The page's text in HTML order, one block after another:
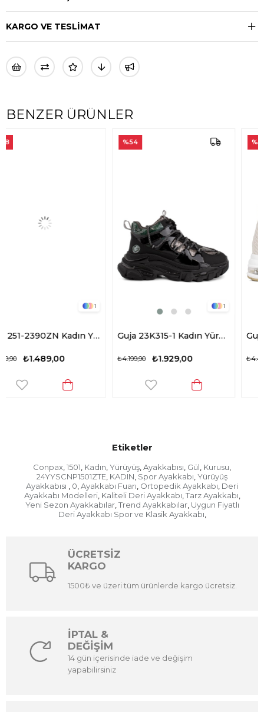
KARGO VE TESLİMAT
BENZER ÜRÜNLER
M.P 251-2390ZN Kadın Yürüyüş Ayakkabısı Beyaz Guja 23K315-1 Kadın Yürüyüş Ayakkabısı Siyah
₺4.199,90 ₺4.499,90
Etiketler
Conpax, 1501, Kadın, Yürüyüş, Ayakkabısı, Gül, Kurusu,
24YYSCNP1501ZTE, KADIN, Spor Ayakkabı, Yürüyüş
Ayakkabısı , 0, Ayakkabı Fuarı, Ortopedik Ayakkabı, Deri
Ayakkabı Modelleri, Kaliteli Deri Ayakkabı, Tarz Ayakkabı,
Yeni Sezon Ayakkabılar, Trend Ayakkabılar, Uygun Fiyatlı
Deri Ayakkabı Spor ve Klasik Ayakkabı,
ÜCRETSİZ
KARGO
1500₺ ve üzeri tüm ürünlerde kargo ücretsiz.
İPTAL &
DEĞİŞİM
14 gün içerisinde iade ve değişim
yapabilirsiniz